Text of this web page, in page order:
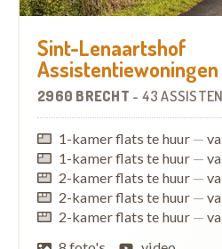
Sint-Lenaartshof
Assistentiewoningen
2960 BRECHT - 43
1-kamer flats te huur —
1-kamer flats te huur —
2-kamer flats te huur —
2-kamer flats te huur —
2-kamer flats te huur —